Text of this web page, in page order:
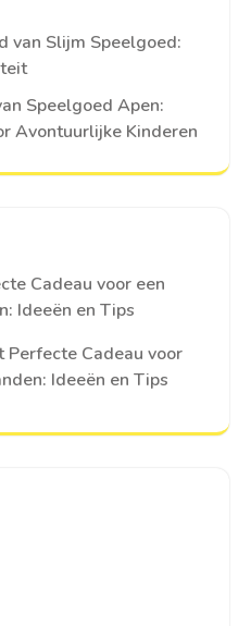
van Slijm Speelgoed:
Speelgoed Apen:
Avontuurlijke Kinderen
Cadeau voor een
Ideeën en Tips
Perfecte Cadeau voor
Ideeën en Tips